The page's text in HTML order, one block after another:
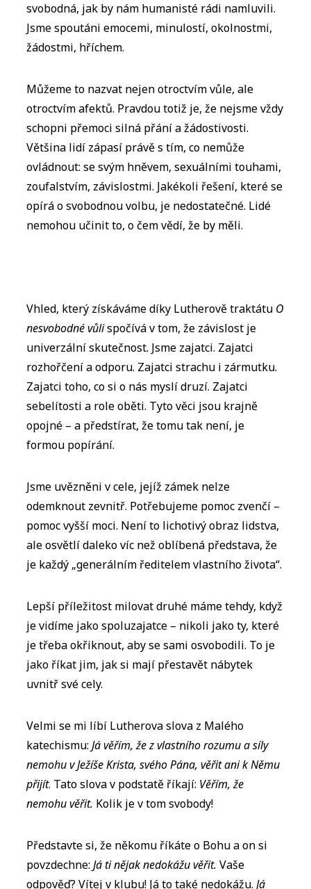
svobodná, jak by nám humanisté rádi namluvili.
Jsme spoutáni emocemi, minulostí, okolnostmi,
žádostmi, hříchem.
Můžeme to nazvat nejen otroctvím vůle, ale
otroctvím afektů. Pravdou totiž je, že nejsme vždy
schopni přemoci silná přání a žádostivosti.
Většina lidí zápasí právě s tím, co nemůže
ovládnout: se svým hněvem, sexuálními touhami,
zoufalstvím, závislostmi. Jakékoli řešení, které se
opírá o svobodnou volbu, je nedostatečné. Lidé
nemohou učinit to, o čem vědí, že by měli.
Vhled, který získáváme díky Lutherově traktátu O
nesvobodné vůlispočívá v tom, že závislost je
univerzální skutečnost. Jsme zajatci. Zajatci
rozhořčení a odporu. Zajatci strachu i zármutku.
Zajatci toho, co si o nás myslí druzí. Zajatci
sebelítosti a role oběti. Tyto věci jsou krajně
opojné – a předstírat, že tomu tak není, je
formou popírání.
Jsme uvězněni v cele, jejíž zámek nelze
odemknout zevnitř. Potřebujeme pomoc zvenčí –
pomoc vyšší moci. Není to lichotivý obraz lidstva,
ale osvětlí daleko víc než oblíbená představa, že
je každý „generálním ředitelem vlastního života“.
Lepší příležitost milovat druhé máme tehdy, když
je vidíme jako spoluzajatce – nikoli jako ty, které
je třeba okřiknout, aby se sami osvobodili. To je
jako říkat jim, jak si mají přestavět nábytek
uvnitř své cely.
Velmi se mi líbí Lutherova slova z Malého
katechismu:Já věřím, že z vlastního rozumu a síly
nemohu v Ježíše Krista, svého Pána, věřit ani k Němu
přijít. Tato slova v podstatě říkají: Věřím, že
nemohu věřit. Kolik je v tom svobody!
Představte si, že někomu říkáte o Bohu a on si
povzdechne:Já ti nějak nedokážu věřit. Vaše
odpověď? Vítej v klubu! Já to také nedokážu.Já